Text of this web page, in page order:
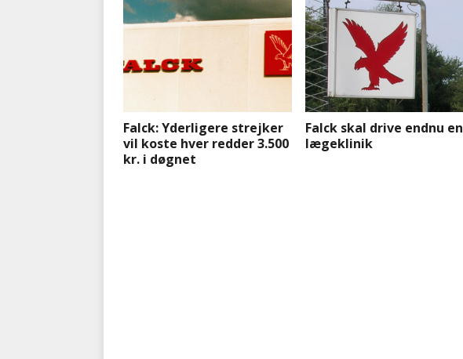
Falck: Yderligere strejker
vil koste hver redder 3.500
kr. i døgnet
Falck skal drive endnu en
lægeklinik